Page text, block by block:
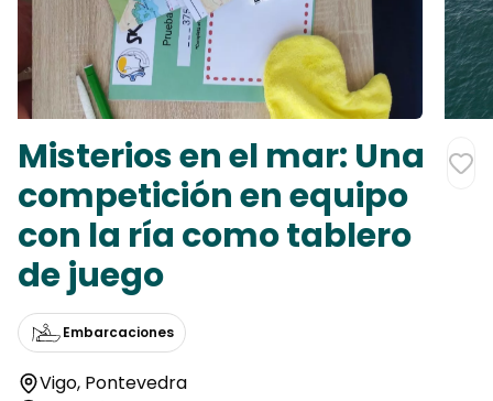
Misterios en el mar: Una
competición en equipo
con la ría como tablero
de juego
Embarcaciones
Vigo, Pontevedra